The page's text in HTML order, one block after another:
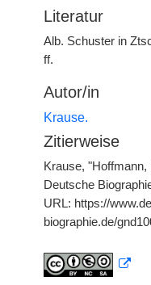
Literatur
Alb. Schuster in
ff.
Autor/in
Krause.
Zitierweise
Krause,
Deutsche
URL: https://
biographie.de/